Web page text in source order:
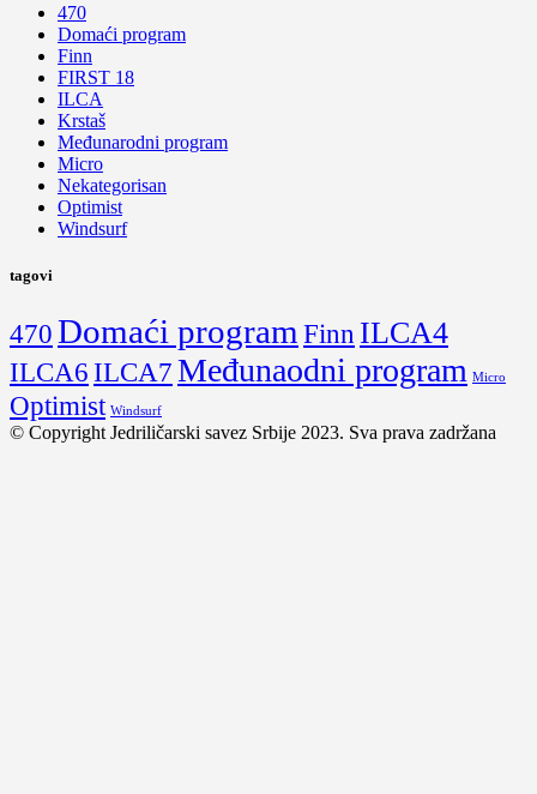
470
Domaći program
Finn
FIRST 18
ILCA
Krstaš
Međunarodni program
Micro
Nekategorisan
Optimist
Windsurf
tagovi
470Domaći program Finn ILCA4
ILCA6ILCA7Međunaodni program Micro
Optimist Windsurf
© Copyright Jedriličarski savez Srbije 2023. Sva prava zadržana